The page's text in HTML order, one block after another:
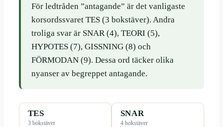
För ledtråden ”antagande” är det vanligaste
korsordssvaret TES (3 bokstäver). Andra
troliga svar är SNAR (4), TEORI (5),
HYPOTES (7), GISSNING (8) och
FÖRMODAN (9). Dessa ord täcker olika
nyanser av begreppet antagande.
TES
3 bokstäver
SNAR
4 bokstäver